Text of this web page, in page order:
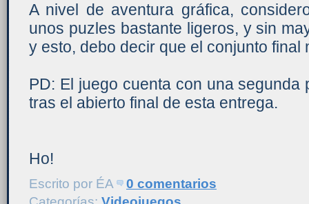
A nivel de aventura gráfica,
unos puzles bastante ligeros, y sin
y esto, debo decir que el conjunto final
PD: El juego cuenta con una segunda
tras el abierto final de esta entrega.
Ho!
Escrito por ÉA
0 comentarios